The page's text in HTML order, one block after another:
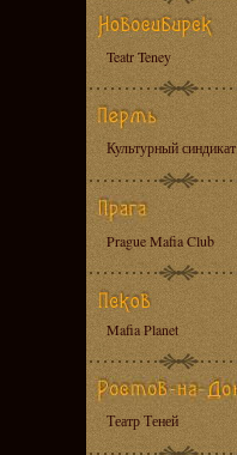
Teatr Teney
Культурный синдикат
Prague Mafia Club
Mafia Planet
Театр Теней